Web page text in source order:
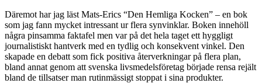
Däremot har jag läst Mats-Erics “Den Hemliga Kocken” – en bok
som jag fann mycket intressant ur flera synvinklar. Boken innehöll
några pinsamma faktafel men var på det hela taget ett hyggligt
journalistiskt hantverk med en tydlig och konsekvent vinkel. Den
skapade en debatt som fick positiva återverkningar på flera plan,
bland annat genom att svenska livsmedelsföretag började rensa rejält
bland de tillsatser man rutinmässigt stoppat i sina produkter.